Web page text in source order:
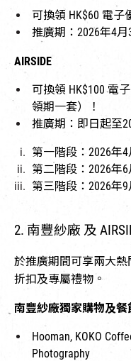
可換領 HK$60 電子
推廣期：2026年4月
AIRSIDE
可換領 HK$100 電
領期一套）！
推廣期：即日起至
第一階段：2026年
第二階段：2026年
第三階段：2026年
2. 南豐紗廠 及
於推廣期間可享兩大
折扣及專屬禮物。
南豐紗廠獨家購物及餐
Hooman, KOKO
Photography